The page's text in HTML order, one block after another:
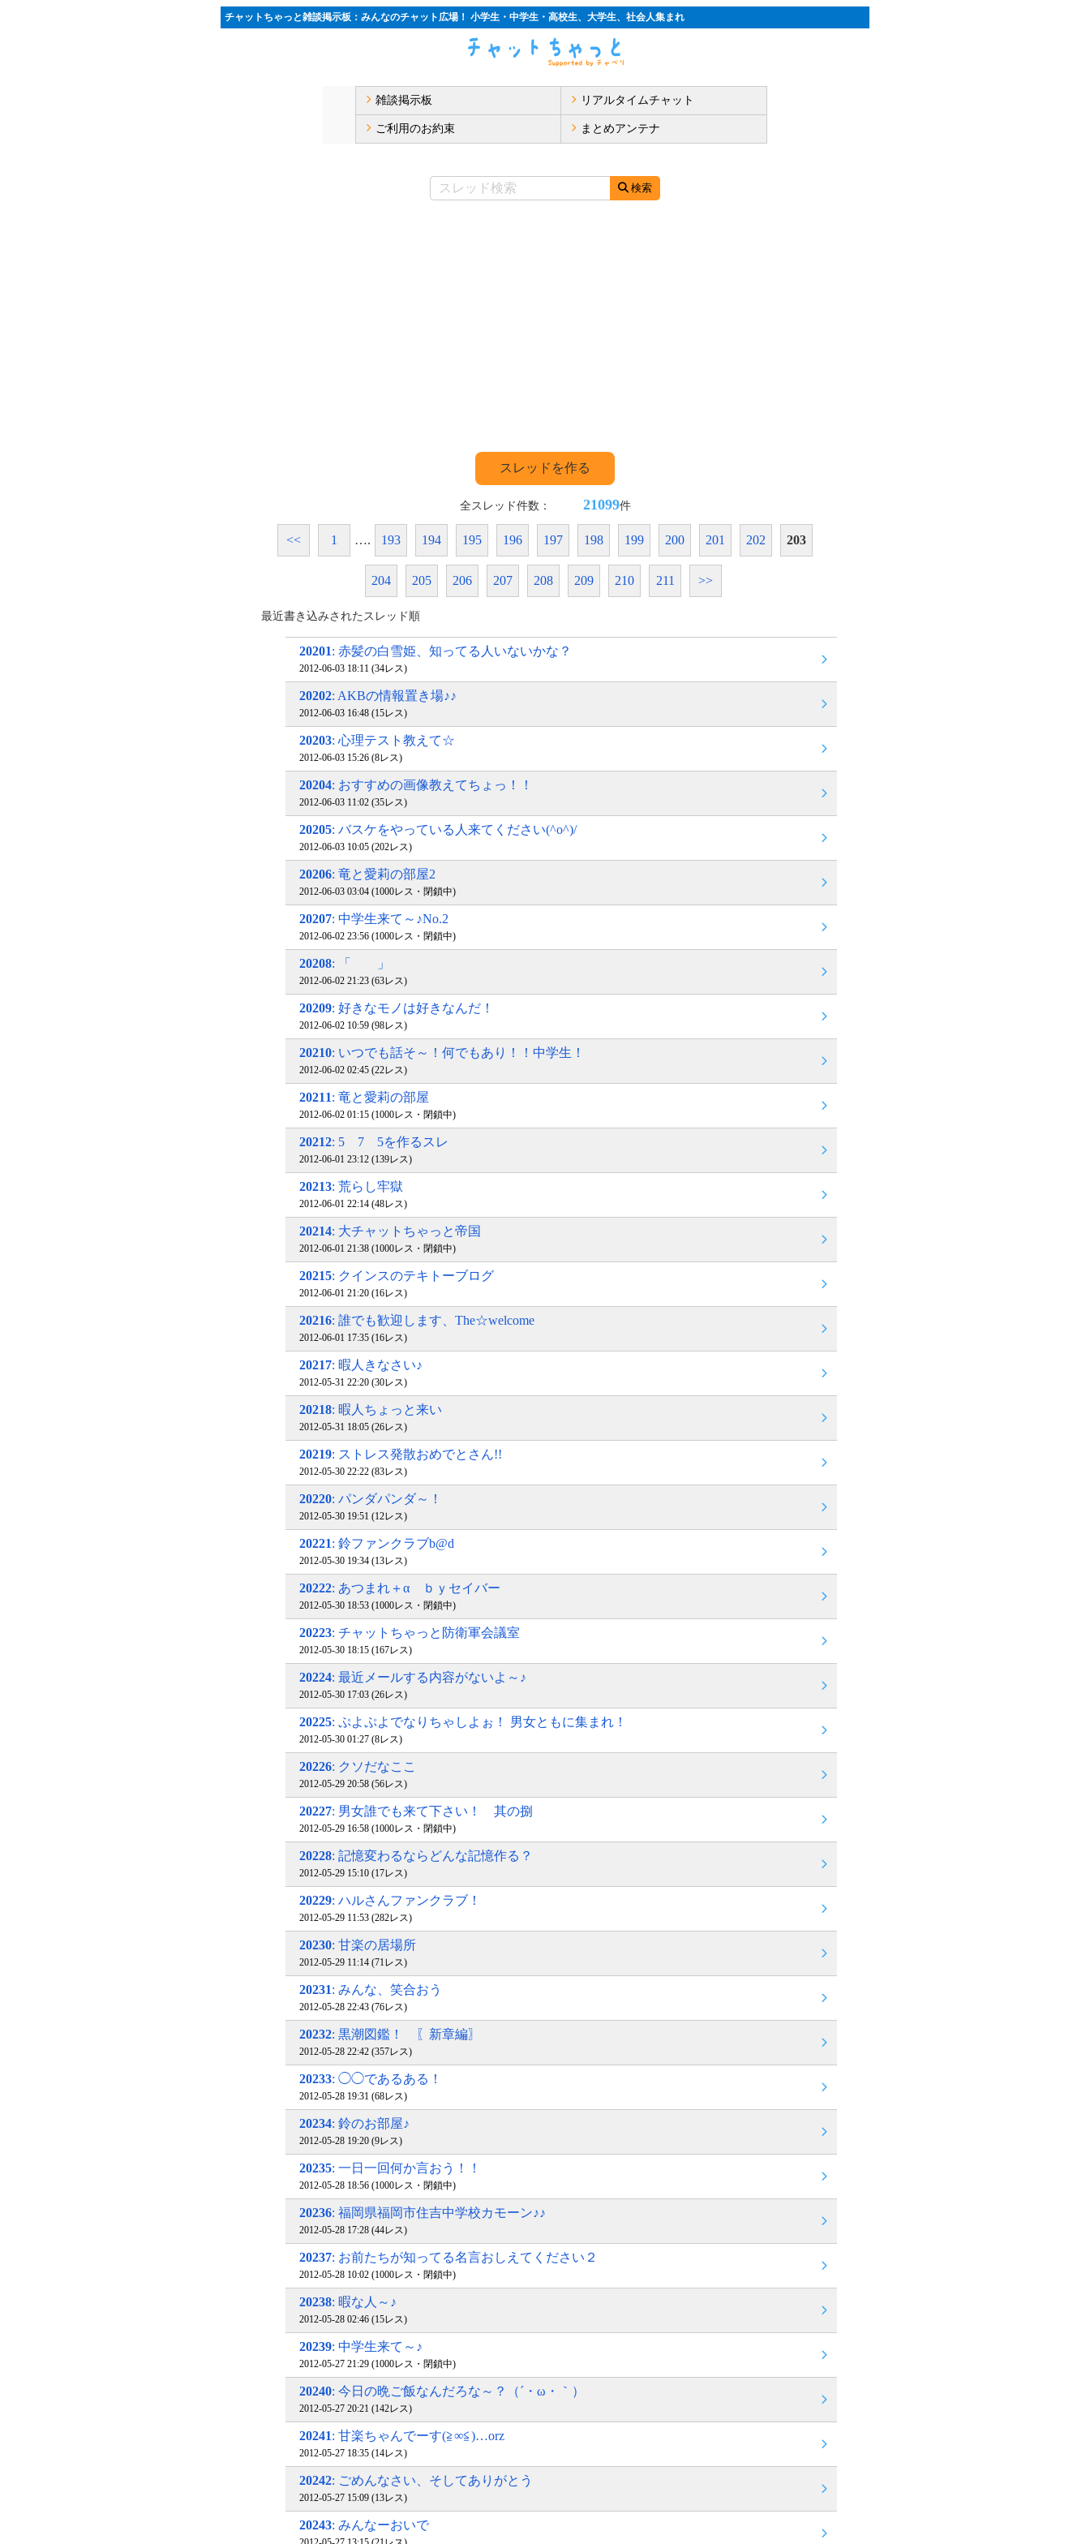
チャットちゃっと雑談掲示板：みんなのチャット広場！ 小学生・中学生・高校生、大学生、社会人集まれ
雑談掲示板 リアルタイムチャット
ご利用のお約束 まとめアンテナ
検索
スレッドを作る
全スレッド件数： 21099件
<< 1 …. 193 194 195 196 197 198 199 200 201 202 203
204 205 206 207 208 209 210 211 >>
最近書き込みされたスレッド順
20201: 赤髪の白雪姫、知ってる人いないかな？
2012-06-03 18:11 (34レス)
20202: AKBの情報置き場♪♪
2012-06-03 16:48 (15レス)
20203: 心理テスト教えて☆
2012-06-03 15:26 (8レス)
20204: おすすめの画像教えてちょっ！！
2012-06-03 11:02 (35レス)
20205: バスケをやっている人来てください(^o^)/
2012-06-03 10:05 (202レス)
20206: 竜と愛莉の部屋2
2012-06-03 03:04 (1000レス・閉鎖中)
20207: 中学生来て～♪No.2
2012-06-02 23:56 (1000レス・閉鎖中)
20208: 「 」
2012-06-02 21:23 (63レス)
20209: 好きなモノは好きなんだ！
2012-06-02 10:59 (98レス)
20210: いつでも話そ～！何でもあり！！中学生！
2012-06-02 02:45 (22レス)
20211: 竜と愛莉の部屋
2012-06-02 01:15 (1000レス・閉鎖中)
20212: 5 7 5を作るスレ
2012-06-01 23:12 (139レス)
20213: 荒らし牢獄
2012-06-01 22:14 (48レス)
20214: 大チャットちゃっと帝国
2012-06-01 21:38 (1000レス・閉鎖中)
20215: クインスのテキトーブログ
2012-06-01 21:20 (16レス)
20216: 誰でも歓迎します、The☆welcome
2012-06-01 17:35 (16レス)
20217: 暇人きなさい♪
2012-05-31 22:20 (30レス)
20218: 暇人ちょっと来い
2012-05-31 18:05 (26レス)
20219: ストレス発散おめでとさん!!
2012-05-30 22:22 (83レス)
20220: パンダパンダ～！
2012-05-30 19:51 (12レス)
20221: 鈴ファンクラブb@d
2012-05-30 19:34 (13レス)
20222: あつまれ＋α ｂｙセイバー
2012-05-30 18:53 (1000レス・閉鎖中)
20223: チャットちゃっと防衛軍会議室
2012-05-30 18:15 (167レス)
20224: 最近メールする内容がないよ～♪
2012-05-30 17:03 (26レス)
20225: ぷよぷよでなりちゃしよぉ！ 男女ともに集まれ！
2012-05-30 01:27 (8レス)
20226: クソだなここ
2012-05-29 20:58 (56レス)
20227: 男女誰でも来て下さい！ 其の捌
2012-05-29 16:58 (1000レス・閉鎖中)
20228: 記憶変わるならどんな記憶作る？
2012-05-29 15:10 (17レス)
20229: ハルさんファンクラブ！
2012-05-29 11:53 (282レス)
20230: 甘楽の居場所
2012-05-29 11:14 (71レス)
20231: みんな、笑合おう
2012-05-28 22:43 (76レス)
20232: 黒潮図鑑！ 〖新章編〗
2012-05-28 22:42 (357レス)
20233: ◯◯であるある！
2012-05-28 19:31 (68レス)
20234: 鈴のお部屋♪
2012-05-28 19:20 (9レス)
20235: 一日一回何か言おう！！
2012-05-28 18:56 (1000レス・閉鎖中)
20236: 福岡県福岡市住吉中学校カモーン♪♪
2012-05-28 17:28 (44レス)
20237: お前たちが知ってる名言おしえてください２
2012-05-28 10:02 (1000レス・閉鎖中)
20238: 暇な人～♪
2012-05-28 02:46 (15レス)
20239: 中学生来て～♪
2012-05-27 21:29 (1000レス・閉鎖中)
20240: 今日の晩ご飯なんだろな～？（´・ω・｀）
2012-05-27 20:21 (142レス)
20241: 甘楽ちゃんでーす(≧∞≦)…orz
2012-05-27 18:35 (14レス)
20242: ごめんなさい、そしてありがとう
2012-05-27 15:09 (13レス)
20243: みんなーおいで